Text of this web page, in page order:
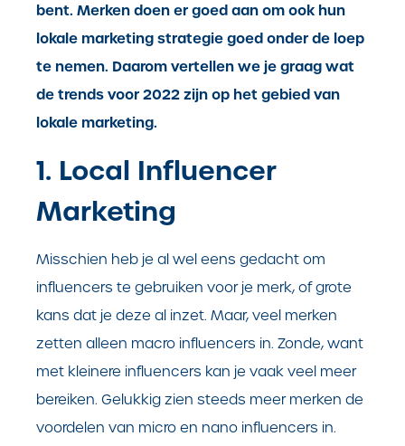
bent. Merken doen er goed aan om ook hun
lokale marketing strategie goed onder de loep
te nemen. Daarom vertellen we je graag wat
de trends voor 2022 zijn op het gebied van
lokale marketing.
1. Local Influencer
Marketing
Misschien heb je al wel eens gedacht om
influencers te gebruiken voor je merk, of grote
kans dat je deze al inzet. Maar, veel merken
zetten alleen macro influencers in. Zonde, want
met kleinere influencers kan je vaak veel meer
bereiken. Gelukkig zien steeds meer merken de
voordelen van micro en nano influencers in.